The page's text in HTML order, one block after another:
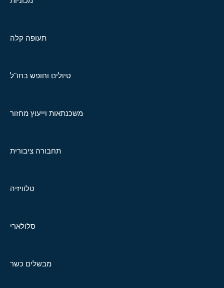
תעופה קלה
טיולים וחופש בחו"ל
משכנתאות וייעוץ מחזור
תחבורה ציבורית
טלוויזיה
סלולארי
מבשלים כשר